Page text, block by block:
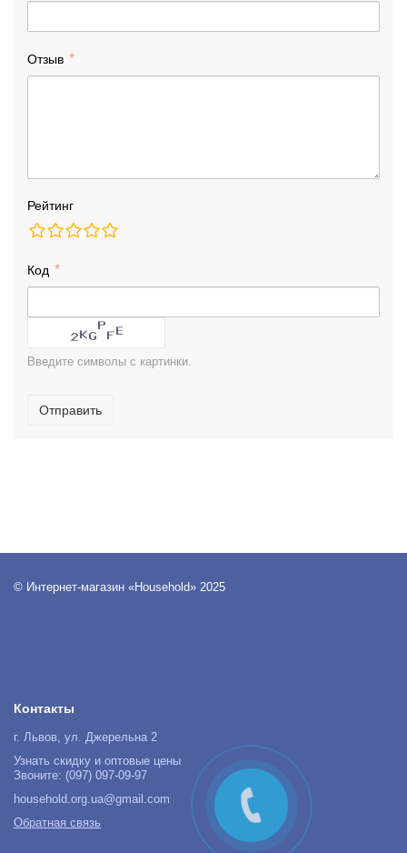
Отзыв
Рейтинг
Код
Введите символы с картинки.
Отправить
© Интернет-магазин «Household» 2025
Контакты
г. Львов, ул. Джерельна 2
Узнать скидку и оптовые цены
Звоните: (097) 097-09-97
household.org.ua@gmail.com
Обратная связь